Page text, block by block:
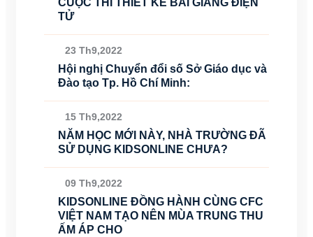
CUỘC THI THIẾT KẾ BÀI GIẢNG ĐIỆN
TỬ
23 Th9,2022
Hội nghị Chuyển đổi số Sở Giáo dục và
Đào tạo Tp. Hồ Chí Minh:
15 Th9,2022
NĂM HỌC MỚI NÀY, NHÀ TRƯỜNG ĐÃ
SỬ DỤNG KIDSONLINE CHƯA?
09 Th9,2022
KIDSONLINE ĐỒNG HÀNH CÙNG CFC
VIỆT NAM TẠO NÊN MÙA TRUNG THU
ẤM ÁP CHO